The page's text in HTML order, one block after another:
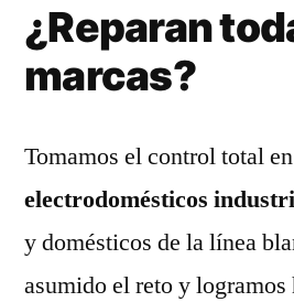
¿Reparan
marcas?
Tomamos el control total
electrodomésticos
y domésticos de la línea
asumido el reto y logramos